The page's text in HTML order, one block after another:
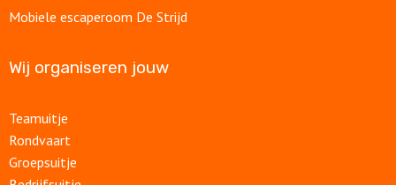
Mobiele escaperoom De Strijd
Wij organiseren jouw
Teamuitje
Rondvaart
Groepsuitje